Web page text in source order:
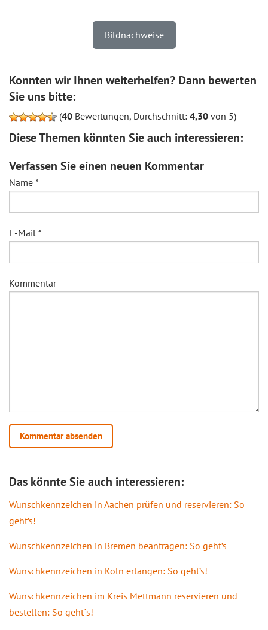
Bildnachweise
Konnten wir Ihnen weiterhelfen? Dann bewerten
Sie uns bitte:
(40 Bewertungen, Durchschnitt: 4,30 von 5)
Diese Themen könnten Sie auch interessieren:
Verfassen Sie einen neuen Kommentar
Name *
E-Mail *
Kommentar
Das könnte Sie auch interessieren:
Wunschkennzeichen in Aachen prüfen und reservieren: So
geht’s!
Wunschkennzeichen in Bremen beantragen: So geht’s
Wunschkennzeichen in Köln erlangen: So geht’s!
Wunschkennzeichen im Kreis Mettmann reservieren und
bestellen: So geht´s!